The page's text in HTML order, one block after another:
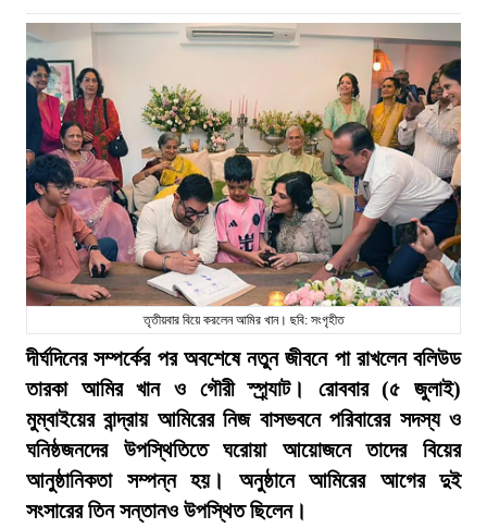
তৃতীয়বার বিয়ে করলেন আমির খান। ছবি: সংগৃহীত
দীর্ঘদিনের সম্পর্কের পর অবশেষে নতুন জীবনে পা রাখলেন বলিউড
তারকা আমির খান ও গৌরী স্প্র্যাট। রোববার (৫ জুলাই)
মুম্বাইয়ের বান্দ্রায় আমিরের নিজ বাসভবনে পরিবারের সদস্য ও
ঘনিষ্ঠজনদের উপস্থিতিতে ঘরোয়া আয়োজনে তাদের বিয়ের
আনুষ্ঠানিকতা সম্পন্ন হয়। অনুষ্ঠানে আমিরের আগের দুই
সংসারের তিন সন্তানও উপস্থিত ছিলেন।